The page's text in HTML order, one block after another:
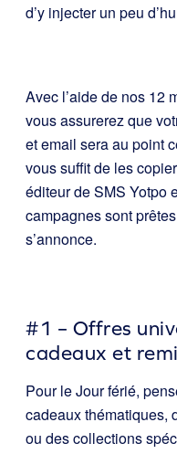
d’y injecter un peu
Avec l’aide de nos 12
vous assurerez que
et email sera au point
vous suffit de les
éditeur de SMS Yotpo
campagnes sont
s’annonce.
#1 – Offres
cadeaux et
Pour le Jour férié,
cadeaux thématiques,
ou des collections